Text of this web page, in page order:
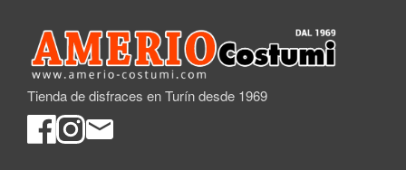
Tienda de disfraces en Turín desde 1969